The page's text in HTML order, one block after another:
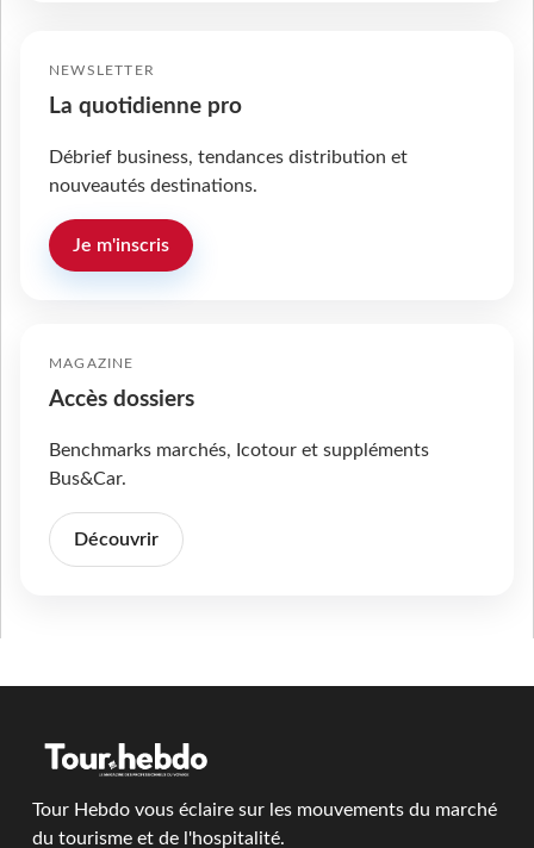
NEWSLETTER
La quotidienne pro
Débrief business, tendances distribution et
nouveautés destinations.
Je m'inscris
MAGAZINE
Accès dossiers
Benchmarks marchés, Icotour et suppléments
Bus&Car.
Découvrir
Tour Hebdo vous éclaire sur les mouvements du marché
du tourisme et de l'hospitalité.